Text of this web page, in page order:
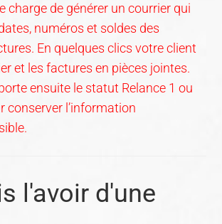
charge de générer un courrier qui
numéros et soldes des
En quelques clics votre client
et les factures en pièces jointes.
ensuite le statut Relance 1 ou
conserver l’information
l'avoir d'une